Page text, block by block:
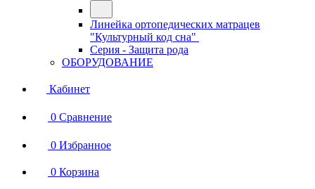
Линейка ортопедических матрацев
"Культурный код сна"
Серия - Защита рода
ОБОРУДОВАНИЕ
Кабинет
0 Сравнение
0 Избранное
0 Корзина